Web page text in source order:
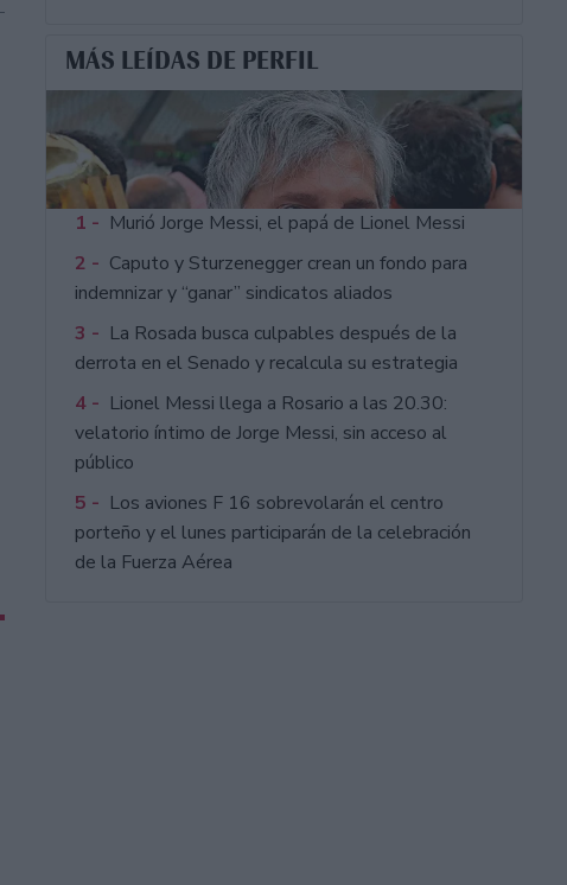
MÁS LEÍDAS DE PERFIL
1 - Murió Jorge Messi, el papá de Lionel Messi
2 - Caputo y Sturzenegger crean un fondo para
indemnizar y “ganar” sindicatos aliados
3 - La Rosada busca culpables después de la
derrota en el Senado y recalcula su estrategia
4 - Lionel Messi llega a Rosario a las 20.30:
velatorio íntimo de Jorge Messi, sin acceso al
público
5 - Los aviones F 16 sobrevolarán el centro
porteño y el lunes participarán de la celebración
de la Fuerza Aérea